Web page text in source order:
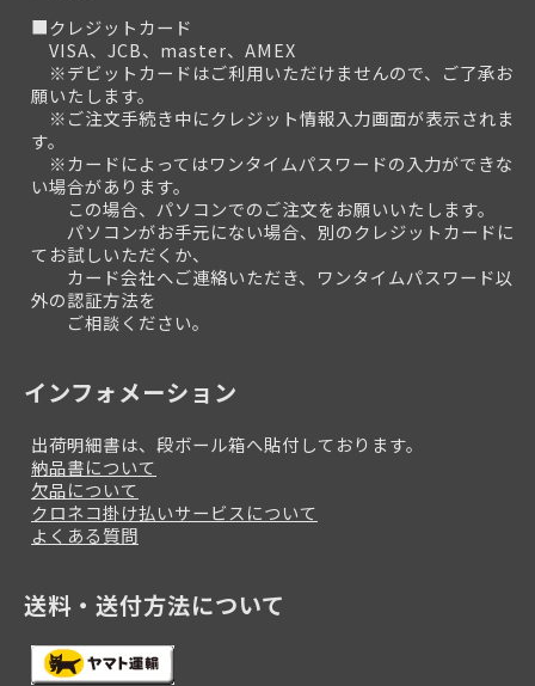
■クレジットカード
VISA、JCB、master、AMEX
※デビットカードはご利用いただけませんので、ご了承お
願いたします。
※ご注文手続き中にクレジット情報入力画面が表示されま
す。
※カードによってはワンタイムパスワードの入力ができな
い場合があります。
この場合、パソコンでのご注文をお願いいたします。
パソコンがお手元にない場合、別のクレジットカードに
てお試しいただくか、
カード会社へご連絡いただき、ワンタイムパスワード以
外の認証方法を
ご相談ください。
インフォメーション
出荷明細書は、段ボール箱へ貼付しております。
納品書について
欠品について
クロネコ掛け払いサービスについて
よくある質問
送料・送付方法について